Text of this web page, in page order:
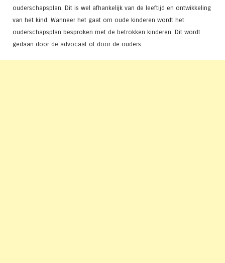
ouderschapsplan. Dit is wel afhankelijk van de leeftijd en ontwikkeling
van het kind. Wanneer het gaat om oude kinderen wordt het
ouderschapsplan besproken met de betrokken kinderen. Dit wordt
gedaan door de advocaat of door de ouders.